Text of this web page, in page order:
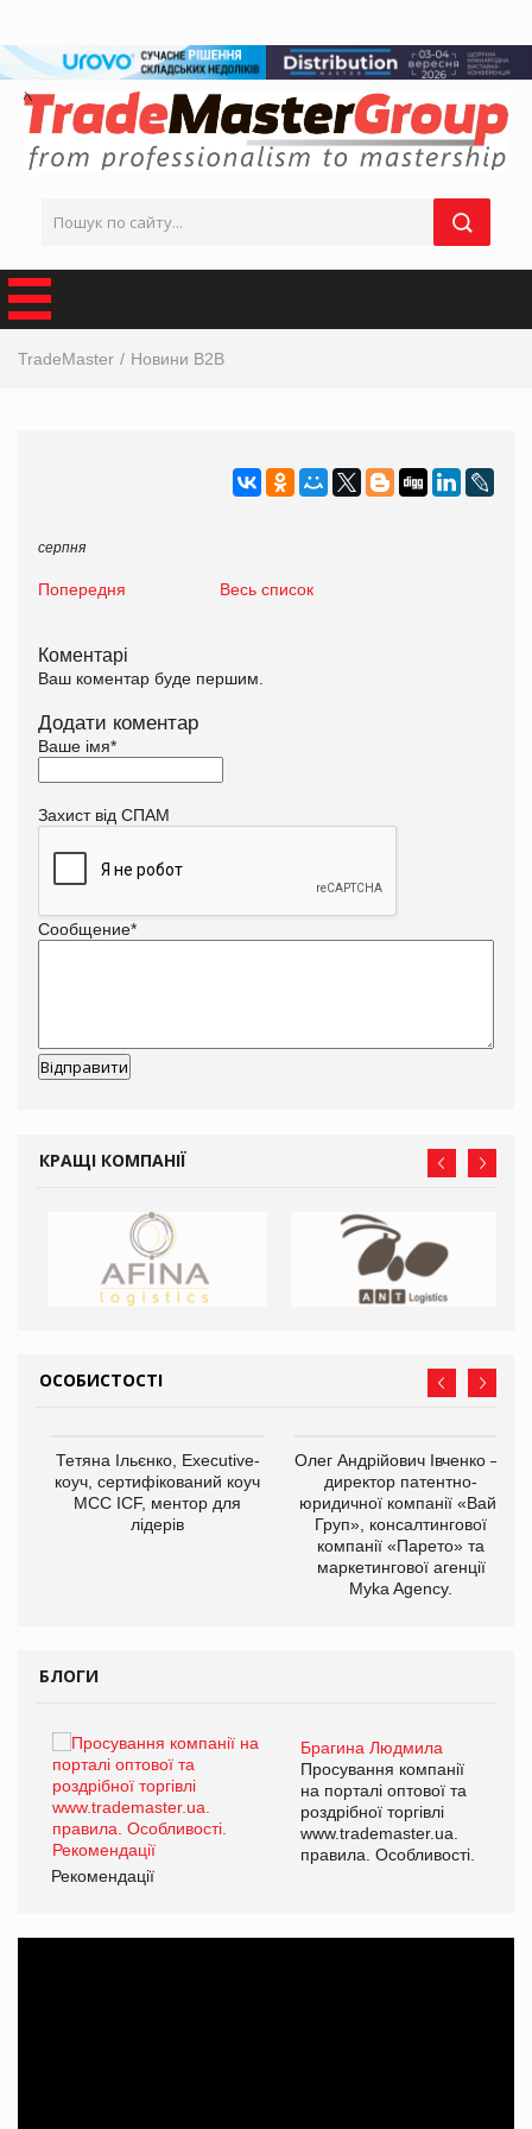
TradeMaster Новини B2B
серпня
Попередня Весь список
Коментарі
Ваш коментар буде першим.
Додати коментар
Ваше імя*
Захист від СПАМ
Сообщение*
КРАЩІ КОМПАНІЇ
ОСОБИСТОСТІ
Тетяна Ільєнко, Executive-
коуч, сертифікований коуч
МСС ICF, ментор для
лідерів
Олег Андрійович Івченко —
директор патентно-
юридичної компанії «Вайз
Груп», консалтингової
компанії «Парето» та
маркетингової агенції
Myka Agency.
БЛОГИ
Брагина Людмила
Просування компанії
на порталі оптової та
роздрібної торгівлі
www.trademaster.ua.
правила. Особливості.
Рекомендації